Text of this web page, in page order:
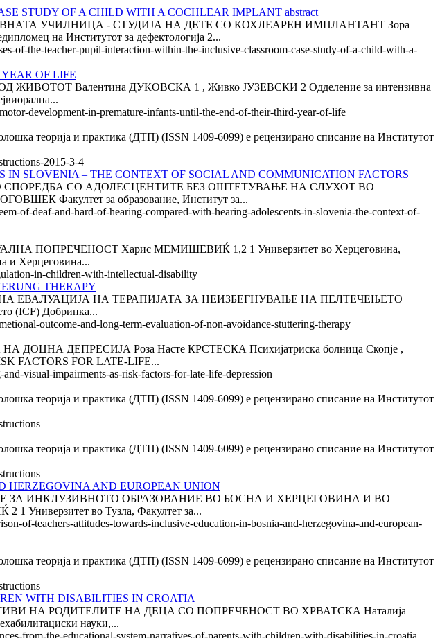
STUDY OF A CHILD WITH A COCHLEAR IMPLANT abstract
УЧИЛНИЦА - СТУДИЈА НА ДЕТЕ СО КОХЛЕАРЕН ИМПЛАНТАНТ Зора
на Институтот за дефектологија 2...
of-the-teacher-pupil-interaction-within-the-inclusive-classroom-case-study-of-a-child-with-a-
OF LIFE
Валентина ДУКОВСКА 1 , Живко ЈУЗЕВСКИ 2 Одделение за интензивна
development-in-premature-infants-until-the-end-of-their-third-year-of-life
теорија и практика (ДТП) (ISSN 1409-6099) е рецензирано списание на Институтот
2015-3-4
SLOVENIA – THE CONTEXT OF SOCIAL AND COMMUNICATION FACTORS
ВО СПОРЕДБА СО АДОЛЕСЦЕНТИТЕ БЕЗ ОШТЕТУВАЊЕ НА СЛУХОТ ВО
Факултет за образование, Институт за...
of-deaf-and-hard-of-hearing-compared-with-hearing-adolescents-in-slovenia-the-context-of-
ПОПРЕЧЕНОСТ Харис МЕМИШЕВИЌ 1,2 1 Универзитет во Херцеговина,
и Херцеговина...
in-children-with-intellectual-disability
THERAPY
ЕВАЛУАЦИЈА НА ТЕРАПИЈАТА ЗА НЕИЗБЕГНУВАЊЕ НА ПЕЛТЕЧЕЊЕТО
(ICF) Добринка...
outcome-and-long-term-evaluation-of-non-avoidance-stuttering-therapy
ДЕПРЕСИЈА Роза Насте КРСТЕСКА Психијатриска болница Скопје ,
FACTORS FOR LATE-LIFE...
visual-impairments-as-risk-factors-for-late-life-depression
теорија и практика (ДТП) (ISSN 1409-6099) е рецензирано списание на Институтот
теорија и практика (ДТП) (ISSN 1409-6099) е рецензирано списание на Институтот
HERZEGOVINA AND EUROPEAN UNION
ЗА ИНКЛУЗИВНОТО ОБРАЗОВАНИЕ ВО БОСНА И ХЕРЦЕГОВИНА И ВО
во Тузла, Факултет за...
of-teachers-attitudes-towards-inclusive-education-in-bosnia-and-herzegovina-and-european-
теорија и практика (ДТП) (ISSN 1409-6099) е рецензирано списание на Институтот
WITH DISABILITIES IN CROATIA
НА РОДИТЕЛИТЕ НА ДЕЦА СО ПОПРЕЧЕНОСТ ВО ХРВАТСКА Наталија
науки,...
from-the-educational-system-narratives-of-parents-with-children-with-disabilities-in-croatia